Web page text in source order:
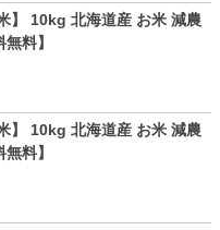
】 10kg 北海道産 お米 減農
料】
】 10kg 北海道産 お米 減農
料】